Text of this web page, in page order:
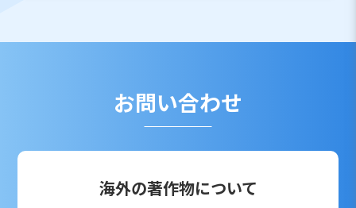
お問い合わせ
海外の著作物について